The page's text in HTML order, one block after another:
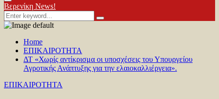
Primary
Menu
Βερενίκη News!
Search
for:
Search
Home
ΕΠΙΚΑΙΡΟΤΗΤΑ
ΔΤ «Χωρίς αντίκρισμα οι υποσχέσεις του Υπουργείου
Αγροτικής Ανάπτυξης για την ελαιοκαλλιέργεια».
ΕΠΙΚΑΙΡΟΤΗΤΑ